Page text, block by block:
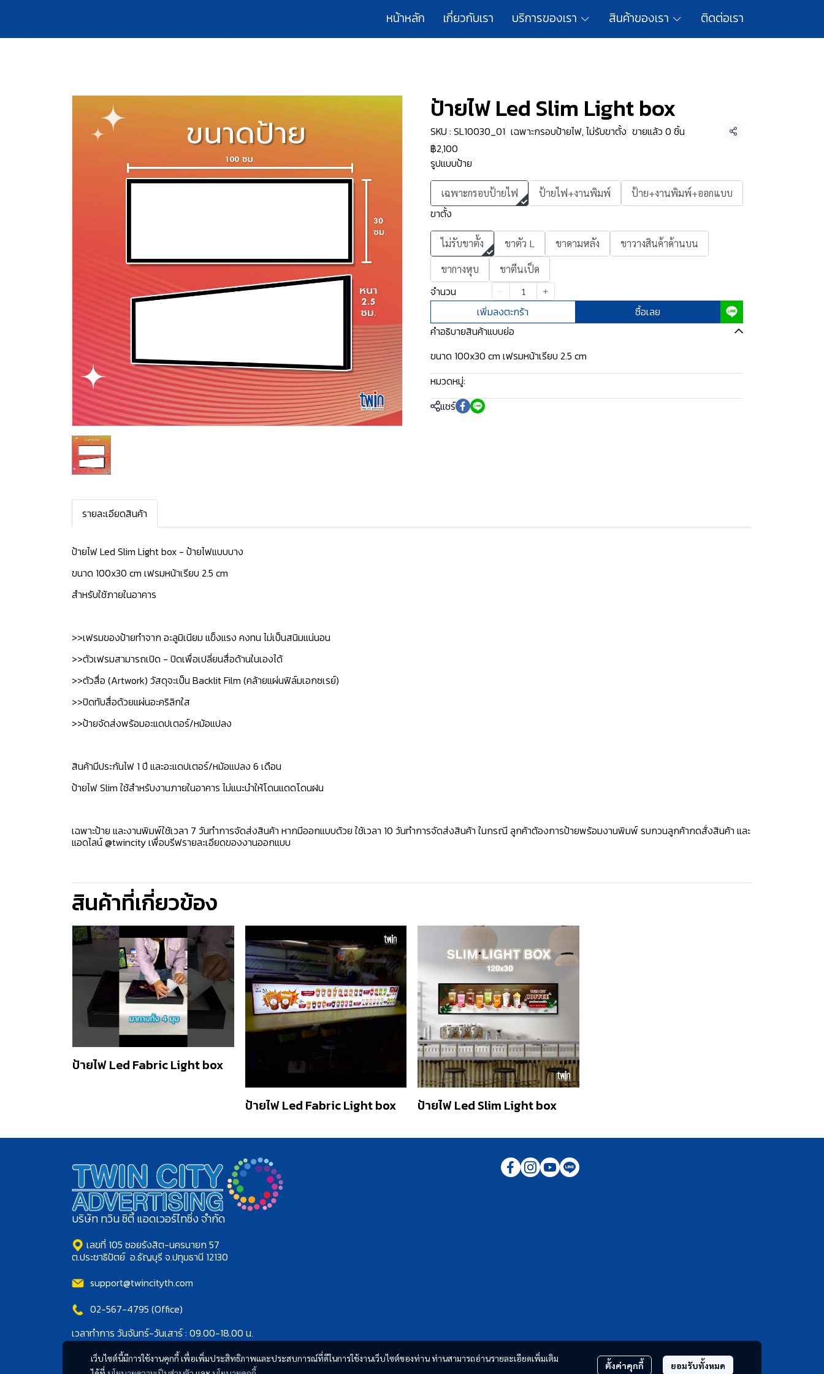
หน้าหลัก เกี่ยวกับเรา บริการของเรา สินค้าของเรา ติดต่อเรา
ป้ายไฟ Led Slim Light box
SKU : SL10030_01 เฉพาะกรอบป้ายไฟ, ไม่รับขาตั้ง ขายแล้ว 0 ชิ้น
แชร์
฿2,100
รูปแบบป้าย
เฉพาะกรอบป้ายไฟ ป้ายไฟ+งานพิมพ์ ป้าย+งานพิมพ์+ออกแบบ
ขาตั้ง
ไม่รับขาตั้ง ขาตัว L ขาดามหลัง
ขาวางสินค้าด้านบน
ขากางหุบ
ขาตีนเป็ด
จำนวน
เพิ่มลงตะกร้า
ซื้อเลย
คำอธิบายสินค้าแบบย่อ
ขนาด 100x30 cm เฟรมหน้าเรียบ 2.5 cm
หมวดหมู่:
แชร์
รายละเอียดสินค้า
ป้ายไฟ Led Slim Light box - ป้ายไฟแบบบาง
ขนาด 100x30 cm เฟรมหน้าเรียบ 2.5 cm
สำหรับใช้ภายในอาคาร
>>เฟรมของป้ายทำจาก อะลูมิเนียม แข็งแรง คงทน ไม่เป็นสนิมแน่นอน
>>ตัวเฟรมสามารถเปิด - ปิดเพื่อเปลี่ยนสื่อด้านในเองได้
>>ตัวสื่อ (Artwork) วัสดุจะเป็น Backlit Film (คล้ายแผ่นฟิล์มเอกซเรย์)
>>ปิดทับสื่อด้วยแผ่นอะคริลิกใส
>>ป้ายจัดส่งพร้อมอะแดปเตอร์/หม้อแปลง
สินค้ามีประกันไฟ 1 ปี และอะแดปเตอร์/หม้อแปลง 6 เดือน
ป้ายไฟ Slim ใช้สำหรับงานภายในอาคาร ไม่แนะนำให้โดนแดดโดนฝน
เฉพาะป้าย และงานพิมพ์ใช้เวลา 7 วันทำการจัดส่งสินค้า หากมีออกแบบด้วย ใช้เวลา 10 วันทำการจัดส่งสินค้า ในกรณี ลูกค้าต้องการป้ายพร้อมงานพิมพ์ รบกวนลูกค้ากดสั่งสินค้า และ
แอดไลน์ @twincity เพื่อบรีฟรายละเอียดของงานออกแบบ
สินค้าที่เกี่ยวข้อง
ป้ายไฟ Led Fabric Light box
ป้ายไฟ Led Fabric Light box ป้ายไฟ Led Slim Light box
เว็บไซต์นี้มีการใช้งานคุกกี้ เพื่อเพิ่มประสิทธิภาพและประสบการณ์ที่ดีในการใช้งานเว็บไซต์ของท่าน ท่านสามารถอ่านรายละเอียดเพิ่มเติม
ตั้งค่าคุกกี้ ยอมรับทั้งหมด
บริษัท ทวิน ซิตี้ แอดเวอร์ไทซิ่ง จำกัด
เลขที่ 105 ซอยรังสิต-นครนายก 57
ต.ประชาธิปัตย์ อ.ธัญบุรี จ.ปทุมธานี 12130
support@twincityth.com
02-567-4795 (Office)
เวลาทำการ วันจันทร์-วันเสาร์ : 09.00-18.00 น.